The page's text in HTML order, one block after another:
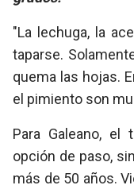
"La lechuga, la
taparse.
quema las hojas.
el pimiento son
Para Galeano,
opción de paso,
más de 50 años.